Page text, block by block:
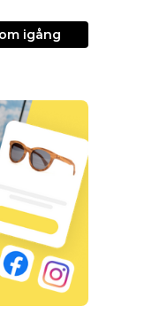
igång